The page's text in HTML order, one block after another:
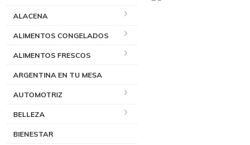
ALACENA
ALIMENTOS CONGELADOS
ALIMENTOS FRESCOS
ARGENTINA EN TU MESA
AUTOMOTRIZ
BELLEZA
BIENESTAR